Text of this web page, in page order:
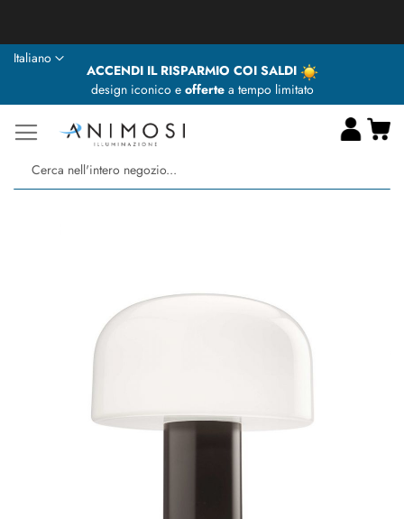
ACCENDI IL RISPARMIO COI SALDI
design iconico e offertea tempo limitato
Lingua
Italiano